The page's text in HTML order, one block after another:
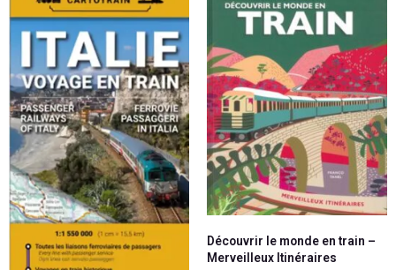
Découvrir le monde en train –
Merveilleux Itinéraires